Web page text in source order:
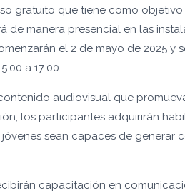
gratuito que tiene como
de manera presencial en las
el 2 de mayo de 2025 y
a 17:00.
audiovisual que
los participantes adquirirán
sean capaces de generar
capacitación en